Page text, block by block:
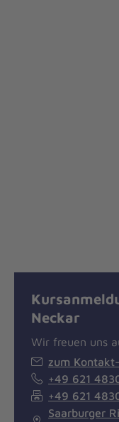
Neckar
Wir freuen uns
zum
+49 621
+49 621
Saarburger